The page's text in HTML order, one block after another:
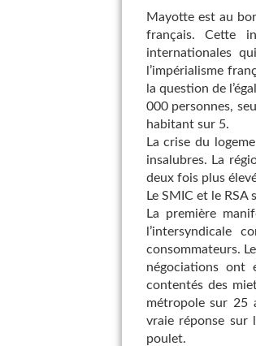
Mayotte est au
français. Cette
internationales
l’impérialisme
la question de
000 personnes,
habitant sur 5.
La crise du
insalubres. La
deux fois plus
Le SMIC et le
La première
l’intersyndicale
consommateurs.
négociations ont
contentés des
métropole sur 25
vraie réponse
poulet.